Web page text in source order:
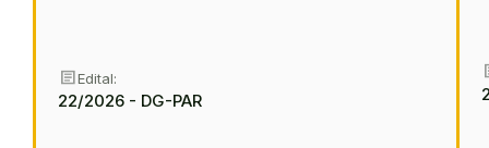
articleEdital:
22/2026 - DG-PAR